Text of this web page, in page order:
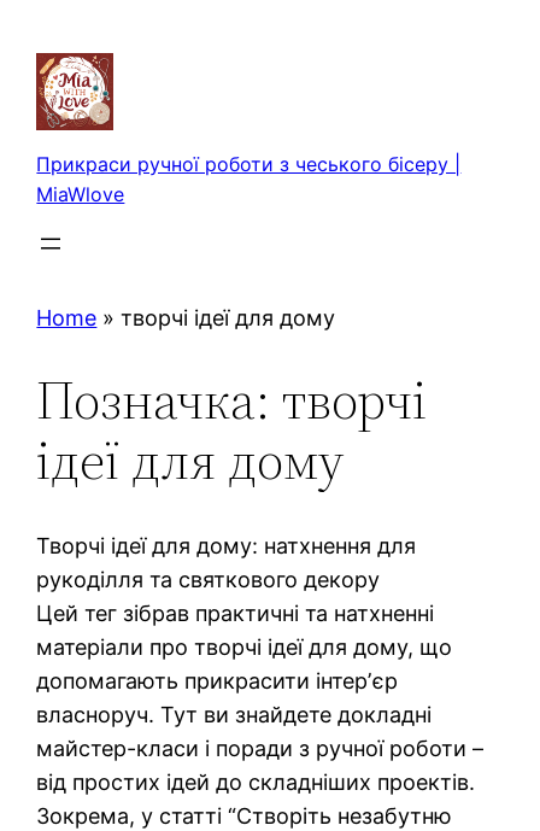
вмісту
Прикраси ручної роботи з чеського бісеру |
MiaWlove
Home »творчі ідеї для дому
Позначка: творчі
ідеї для дому
Творчі ідеї для дому: натхнення для
рукоділля та святкового декору
Цей тег зібрав практичні та натхненні
матеріали про творчі ідеї для дому, що
допомагають прикрасити інтерʼєр
власноруч. Тут ви знайдете докладні
майстер-класи і поради з ручної роботи –
від простих ідей до складніших проектів.
Зокрема, у статті “Створіть незабутню